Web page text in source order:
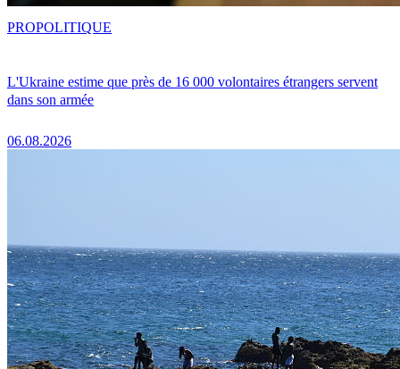
L'Ukraine estime que près de 16 000 volontaires étrangers servent
dans son armée
06.08.2026
PROPOLITIQUE